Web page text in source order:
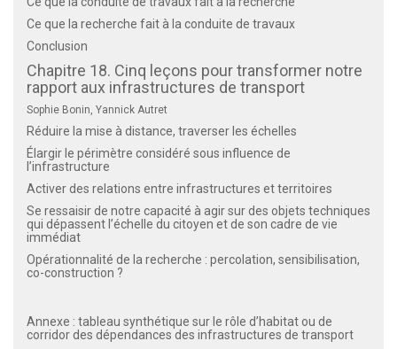
Ce que la recherche fait à la conduite de travaux
Conclusion
Chapitre 18. Cinq leçons pour transformer notre
rapport aux infrastructures de transport
Sophie Bonin, Yannick Autret
Réduire la mise à distance, traverser les échelles
Élargir le périmètre considéré sous influence de
l’infrastructure
Activer des relations entre infrastructures et territoires
Se ressaisir de notre capacité à agir sur des objets techniques
qui dépassent l’échelle du citoyen et de son cadre de vie
immédiat
Opérationnalité de la recherche : percolation, sensibilisation,
co-construction ?
Annexe : tableau synthétique sur le rôle d’habitat ou de
corridor des dépendances des infrastructures de transport